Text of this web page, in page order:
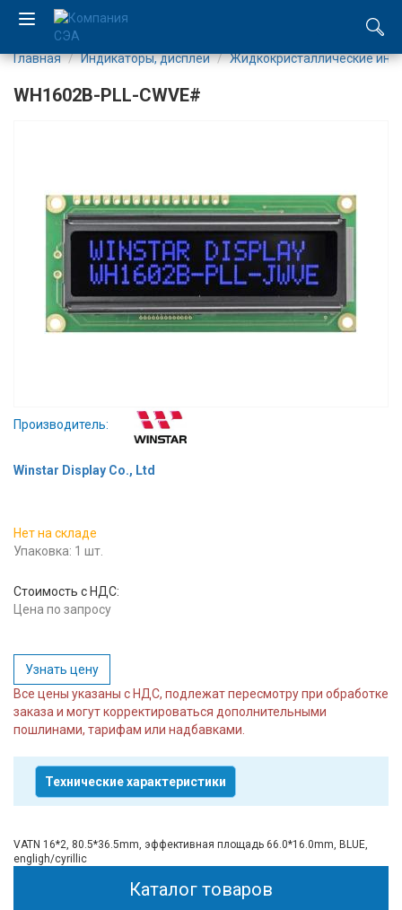
Каталог
Производство
Услуги
Новости
Вход/
авторизация
Контакты
Доставка
поддержка
Блог
Главная Индикаторы, дисплеи Жидкокристаллические
WH1602B-PLL-CWVE#
Производитель:
Winstar Display Co., Ltd
Нет на складе
Упаковка: 1 шт.
Стоимость с НДС:
Цена по запросу
Узнать цену
Все цены указаны с НДС, подлежат пересмотру при обработке
заказа и могут корректироваться дополнительными
пошлинами, тарифам или надбавками.
Технические характеристики
VATN 16*2, 80.5*36.5mm, эффективная площадь 66.0*16.0mm, BLUE,
engligh/cyrillic
Каталог товаров